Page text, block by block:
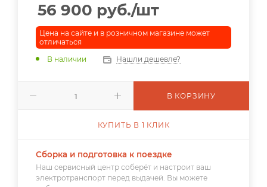
56 900 руб./шт
Цена на сайте и в розничном магазине может
отличаться
В наличии
Нашли дешевле?
В КОРЗИНУ
КУПИТЬ В 1 КЛИК
Сборка и подготовка к поездке
Наш сервисный центр соберёт и настроит ваш
электротранспорт перед выдачей. Вы можете